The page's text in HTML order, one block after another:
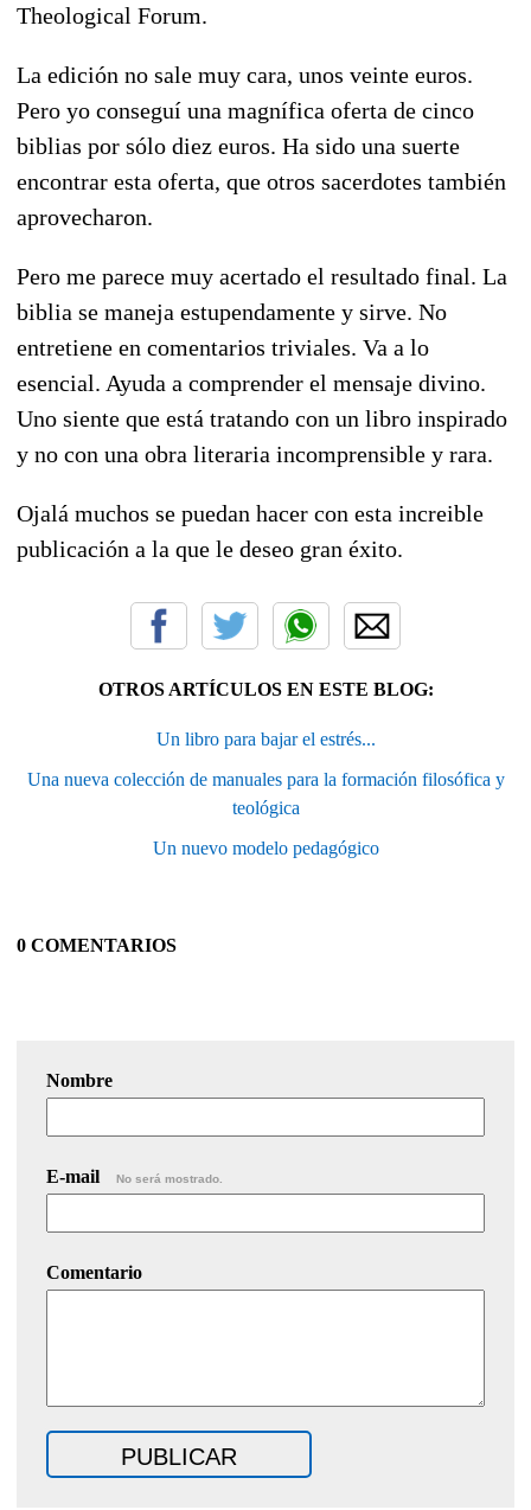
Theological Forum.
La edición no sale muy cara, unos veinte euros.
Pero yo conseguí una magnífica oferta de cinco
biblias por sólo diez euros. Ha sido una suerte
encontrar esta oferta, que otros sacerdotes también
aprovecharon.
Pero me parece muy acertado el resultado final. La
biblia se maneja estupendamente y sirve. No
entretiene en comentarios triviales. Va a lo
esencial. Ayuda a comprender el mensaje divino.
Uno siente que está tratando con un libro inspirado
y no con una obra literaria incomprensible y rara.
Ojalá muchos se puedan hacer con esta increible
publicación a la que le deseo gran éxito.
OTROS ARTÍCULOS EN ESTE BLOG:
Un libro para bajar el estrés...
Una nueva colección de manuales para la formación filosófica y
teológica
Un nuevo modelo pedagógico
0 COMENTARIOS
Nombre
E-mail No será mostrado.
Comentario